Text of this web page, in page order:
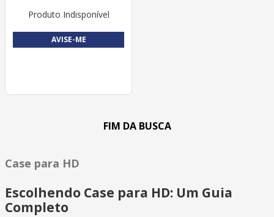
Produto Indisponível
AVISE-ME
Case para HD
Escolhendo Case para HD: Um Guia
Completo